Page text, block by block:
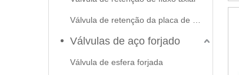
Válvulas de aço forjado
Válvula de esfera forjada